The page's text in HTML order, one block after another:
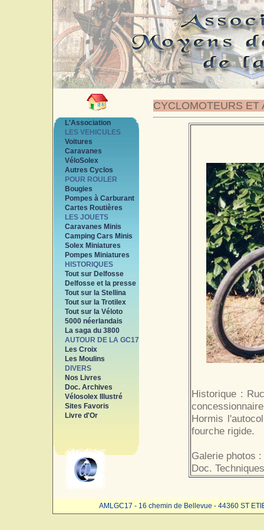
CYCLOMOTEURS ET
L'Association
LES VEHICULES
Voitures
Caravanes
VéloSolex
Autres Cyclos
POUR ROULER
Bougies
Pompes à Carburant
Cartes Routières
LES JOUETS
Caravanes Minis
Camping Cars Minis
Solex Miniatures
Pompes Miniatures
HISTORIQUES
Tout sur Delfosse
Delfosse et la presse
Tout sur la Stellina
Tout sur la Trotilex
Tout sur la Véloto
5000 néerlandais
La saga du 3800
AUTOUR DE LA GC17
Les Croix
Les Moulins
DIVERS
Nos Livres
Doc. Archives
Vélosolex Illustré
Sites Favoris
Livre d'Or
Historique :
Hormis
fourche rigide.
Galerie photos :
Doc.
AMLGC17 - 16 chemin de Bellevue - 44360 ST